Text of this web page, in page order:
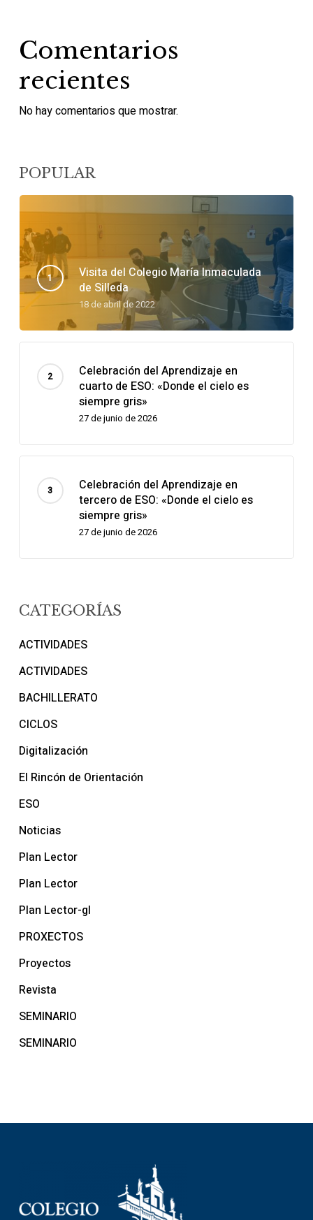
Comentarios
recientes
No hay comentarios que mostrar.
POPULAR
Visita del Colegio María Inmaculada
de Silleda
18 de abril de 2022
Celebración del Aprendizaje en
cuarto de ESO: «Donde el cielo es
siempre gris»
27 de junio de 2026
Celebración del Aprendizaje en
tercero de ESO: «Donde el cielo es
siempre gris»
27 de junio de 2026
CATEGORÍAS
ACTIVIDADES
ACTIVIDADES
BACHILLERATO
CICLOS
Digitalización
El Rincón de Orientación
ESO
Noticias
Plan Lector
Plan Lector
Plan Lector-gl
PROXECTOS
Proyectos
Revista
SEMINARIO
SEMINARIO